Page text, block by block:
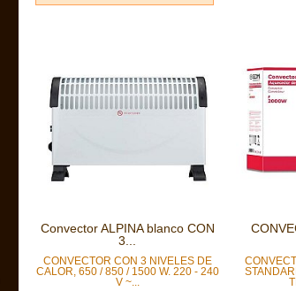
Convector ALPINA blanco CON
3...
CONVECTOR CON 3 NIVELES DE
CALOR, 650 / 850 / 1500 W. 220 - 240
V ~...